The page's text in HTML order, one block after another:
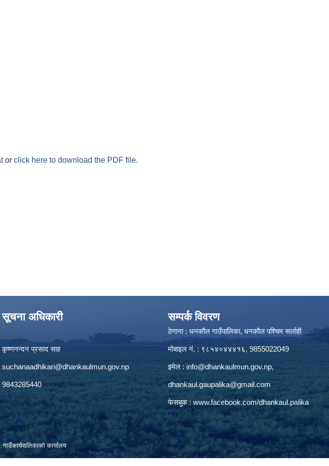
or click here to download the PDF file.
सूचना अधिकारी
कृष्णनन्दन प्रसाद साह
suchanaadhikari@dhankaulmun.gov.np
9843285440
सम्पर्क विवरण
ठेगाना : धनकौल गाउँपालिका, धनकौल पश्चिम सर्लाही
मोबाइल नं. : ९८५४०४४४१६, 9855022049
इमेल : info@dhankaulmun.gov.np,
dhankaul.gaupalika@gmail.com
फेसबुक : www.facebook.com/dhankaul.palika
कार्यालय